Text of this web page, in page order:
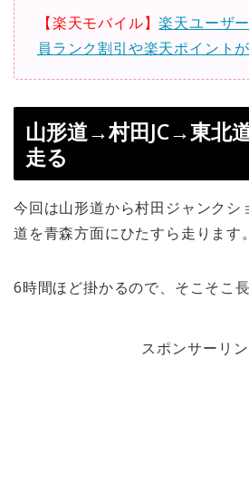
【楽天モバイル】楽天ユーザ
員ランク割引や楽天ポイント
山形道→村田JC→東北
走る
今回は山形道から村田ジャンクシ
道を青森方面にひたすら走ります。
6時間ほど掛かるので、そこそこ
スポンサーリ